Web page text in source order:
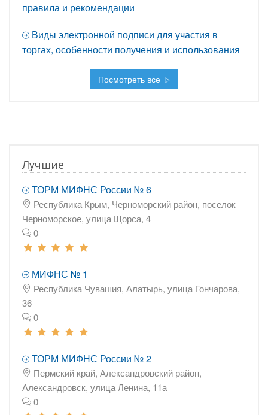
правила и рекомендации
Виды электронной подписи для участия в
торгах, особенности получения и использования
Посмотреть все
Лучшие
ТОРМ МИФНС России № 6
Республика Крым, Черноморский район, поселок
Черноморское, улица Щорса, 4
0
МИФНС № 1
Республика Чувашия, Алатырь, улица Гончарова,
36
0
ТОРМ МИФНС России № 2
Пермский край, Александровский район,
Александровск, улица Ленина, 11а
0